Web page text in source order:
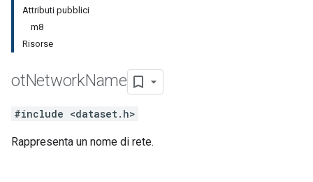
Attributi pubblici
m8
Risorse
otNetworkName
#include <dataset.h>
Rappresenta un nome di rete.